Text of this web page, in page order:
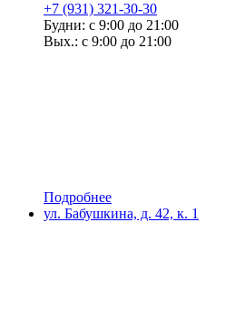
+7 (931) 321-30-30
Будни: с 9:00 до 21:00
Вых.: с 9:00 до 21:00
Подробнее
ул. Бабушкина, д. 42, к. 1